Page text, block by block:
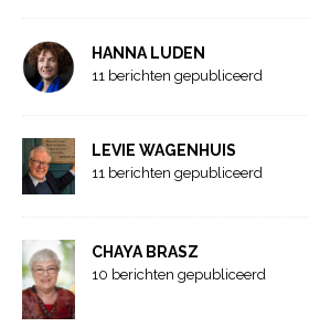
HANNA LUDEN
11 berichten gepubliceerd
LEVIE WAGENHUIS
11 berichten gepubliceerd
CHAYA BRASZ
10 berichten gepubliceerd